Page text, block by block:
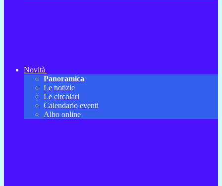
Novità
Panoramica
Le notizie
Le circolari
Calendario eventi
Albo online